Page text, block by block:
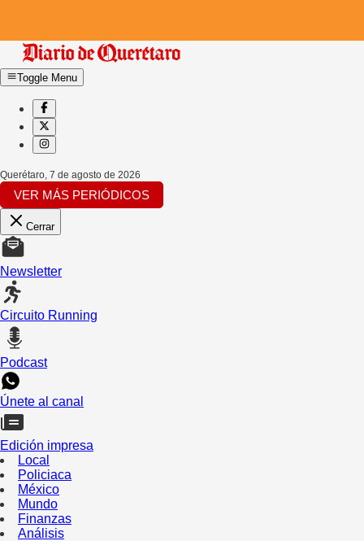
Toggle Menu
Querétaro, 7 de agosto de 2026
VER MÁS PERIÓDICOS
Cerrar
Newsletter
Circuito Running
Podcast
Únete al canal
Edición impresa
Local
Policiaca
México
Mundo
Finanzas
Análisis